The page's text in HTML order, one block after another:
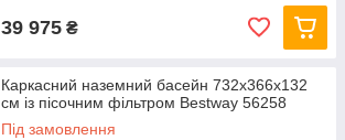
39 975 ₴
Каркасний наземний басейн 732x366х132
см із пісочним фільтром Bestway 56258
Під замовлення